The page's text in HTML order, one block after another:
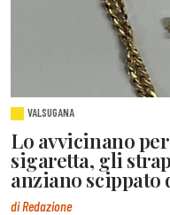
VALSUGANA
Lo avvicinano
sigaretta, gli
anziano
di Redazione